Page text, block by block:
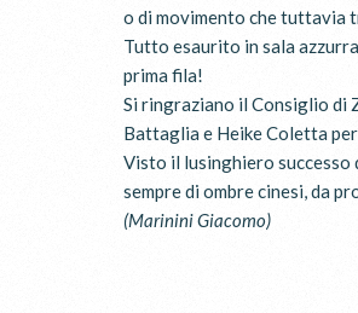
o di movimento che tuttavia
Tutto esaurito in sala
prima fila!
Si ringraziano il Consiglio di
Battaglia e Heike Coletta
Visto il lusinghiero
sempre di ombre cinesi, da
(Marinini Giacomo)